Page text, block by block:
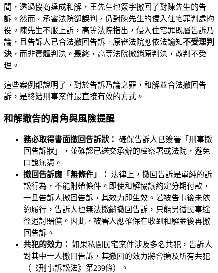
間，透過協商達成和解，王先生也簽字撤回了對陳先生的告
訴。然而，承審法院卻誤判，仍對陳先生的侵入住宅罪判處拘
役。陳先生不服上訴，高等法院指出，侵入住宅罪既屬告訴乃
論，且告訴人已合法撤回告訴，原審法院應依法諭知不受理判
決 ，而非實體判決。最終，高等法院撤銷原判決，改判不受
理。
這些案例都說明了，對於告訴乃論之罪，和解並合法撤回告
訴，是終結刑事案件最直接有效的方式。
和解撤告的眉角與風險提醒
務必取得書面撤回告訴狀： 確保告訴人已簽署「刑事撤
回告訴狀」，並確認已送交承辦的檢察署或法院，避免
口說無憑。
撤回告訴應「無條件」： 法律上，撤回告訴是單純的訴
訟行為，不能附帶條件。即使和解協議約定分期付款，
一旦告訴人撤回告訴，其效力即生效。若被告事後未依
約履行，告訴人也無法撤銷撤回告訴，只能另循民事途
徑追討賠償。因此，被害人應確保在收到和解金後再撤
回告訴。
共犯的效力： 如果私闖民宅案件涉及多名共犯，告訴人
對其中一人撤回告訴，其撤回的效力將會擴及所有共犯
（《刑事訴訟法》第239條）。